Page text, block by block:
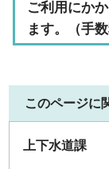
ご利用にか
ます。（手
このページに
上下水道課